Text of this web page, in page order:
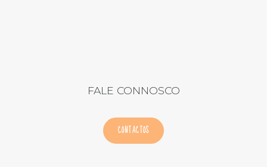
FALE CONNOSCO
CONTACTOS